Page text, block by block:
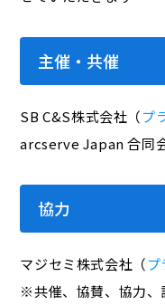
主催・共催
SB C&S株式会社（プ
arcserve Japan 合同
協力
マジセミ株式会社（プ
※共催、協賛、協力、